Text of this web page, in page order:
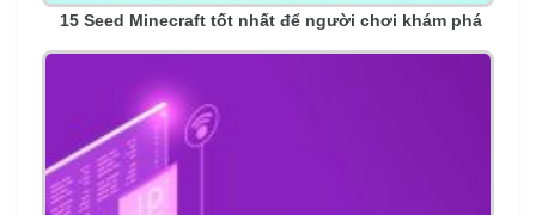
15 Seed Minecraft tốt nhất để người chơi khám phá